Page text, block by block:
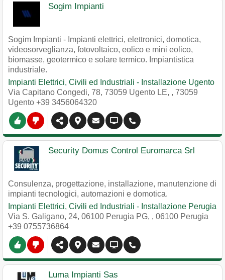
Sogim Impianti
Sogim Impianti - Impianti elettrici, elettronici, domotica,
videosorveglianza, fotovoltaico, eolico e mini eolico,
biomasse, geotermico e solare termico. Impiantistica
industriale.
Impianti Elettrici, Civili ed Industriali - Installazione Ugento
Via Capitano Congedi, 78, 73059 Ugento LE, , 73059
Ugento +39 3456064320
Security Domus Control Euromarca Srl
Consulenza, progettazione, installazione, manutenzione di
impianti tecnologici, automazioni e domotica.
Impianti Elettrici, Civili ed Industriali - Installazione Perugia
Via S. Galigano, 24, 06100 Perugia PG, , 06100 Perugia
+39 0755736864
Luma Impianti Sas